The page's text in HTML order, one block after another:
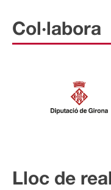
Col·labora
Lloc de